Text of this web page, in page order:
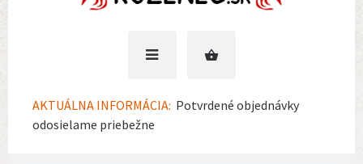
AKTUÁLNA INFORMÁCIA: Potvrdené objednávky
odosielame priebežne